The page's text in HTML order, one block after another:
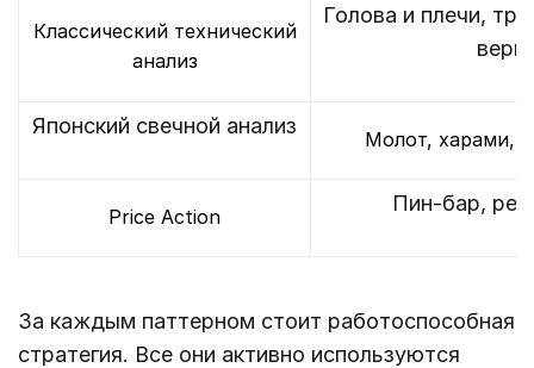
Классический технический
анализ
Голова и плечи,
Японский свечной анализ
Молот, харами,
Price Action
Пин-бар,
За каждым паттерном стоит работоспособная
стратегия. Все они активно используются